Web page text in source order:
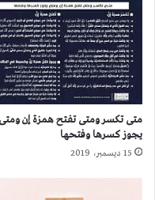
متى تكسر ومتى تفتح همزة إن ومتى
يجوز كسرها وفتحها
15 ديسمبر، 2019